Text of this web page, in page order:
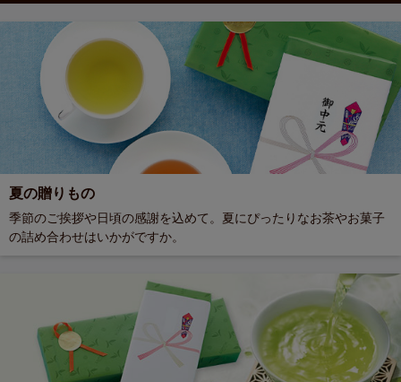
夏の贈りもの
季節のご挨拶や日頃の感謝を込めて。夏にぴったりなお茶やお菓子
の詰め合わせはいかがですか。